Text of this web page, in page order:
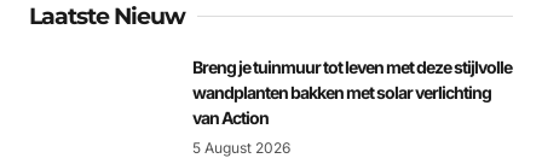
Laatste Nieuw
Breng je tuinmuur tot leven met deze stijlvolle
wandplanten bakken met solar verlichting
van Action
5 August 2026